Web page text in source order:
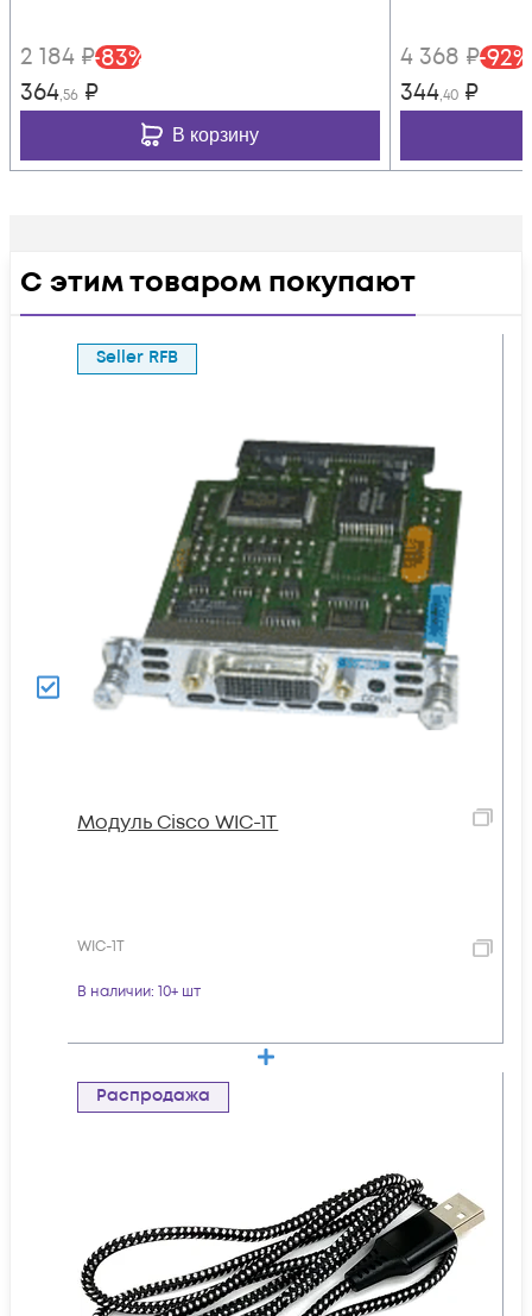
2 184 ₽-83%
364,56 ₽
В корзину
4 368 ₽-92%
344,40 ₽
С этим товаром покупают
Seller RFB
Модуль Cisco WIC-1T
WIC-1T
В наличии: 10+ шт
Распродажа